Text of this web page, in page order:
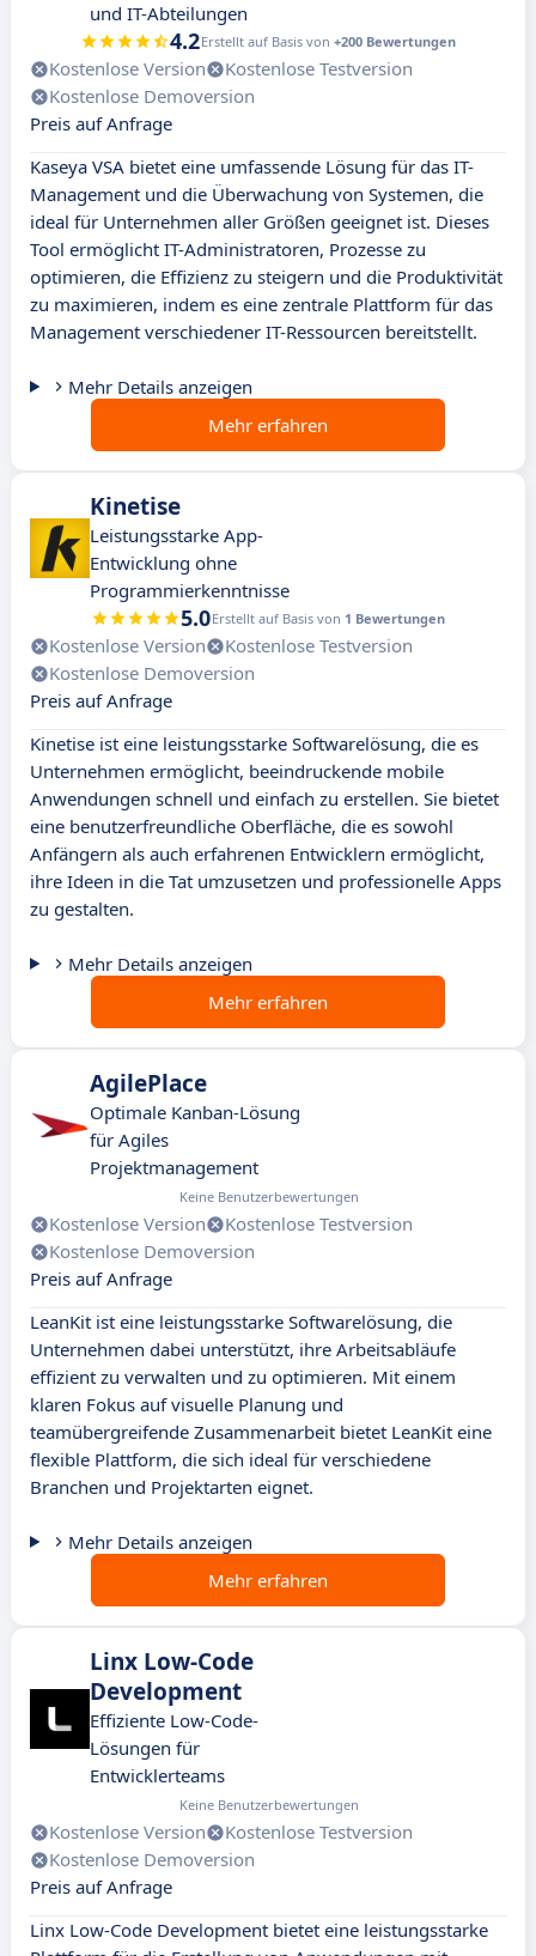
und IT-Abteilungen
4.2Erstellt auf Basis von +200 Bewertungen
Kostenlose Version
Kostenlose Testversion
Kostenlose Demoversion
Preis auf Anfrage
Kaseya VSA bietet eine umfassende Lösung für das IT-
Management und die Überwachung von Systemen, die
ideal für Unternehmen aller Größen geeignet ist. Dieses
Tool ermöglicht IT-Administratoren, Prozesse zu
optimieren, die Effizienz zu steigern und die Produktivität
zu maximieren, indem es eine zentrale Plattform für das
Management verschiedener IT-Ressourcen bereitstellt.
Mehr Details anzeigen
Mehr erfahren
Kinetise
Leistungsstarke App-
Entwicklung ohne
Programmierkenntnisse
5.0Erstellt auf Basis von 1 Bewertungen
Kostenlose Version
Kostenlose Testversion
Kostenlose Demoversion
Preis auf Anfrage
Kinetise ist eine leistungsstarke Softwarelösung, die es
Unternehmen ermöglicht, beeindruckende mobile
Anwendungen schnell und einfach zu erstellen. Sie bietet
eine benutzerfreundliche Oberfläche, die es sowohl
Anfängern als auch erfahrenen Entwicklern ermöglicht,
ihre Ideen in die Tat umzusetzen und professionelle Apps
zu gestalten.
Mehr Details anzeigen
Mehr erfahren
AgilePlace
Optimale Kanban-Lösung
für Agiles
Projektmanagement
Keine Benutzerbewertungen
Kostenlose Version
Kostenlose Testversion
Kostenlose Demoversion
Preis auf Anfrage
LeanKit ist eine leistungsstarke Softwarelösung, die
Unternehmen dabei unterstützt, ihre Arbeitsabläufe
effizient zu verwalten und zu optimieren. Mit einem
klaren Fokus auf visuelle Planung und
teamübergreifende Zusammenarbeit bietet LeanKit eine
flexible Plattform, die sich ideal für verschiedene
Branchen und Projektarten eignet.
Mehr Details anzeigen
Mehr erfahren
Linx Low-Code
Development
Effiziente Low-Code-
Lösungen für
Entwicklerteams
Keine Benutzerbewertungen
Kostenlose Version
Kostenlose Testversion
Kostenlose Demoversion
Preis auf Anfrage
Linx Low-Code Development bietet eine leistungsstarke